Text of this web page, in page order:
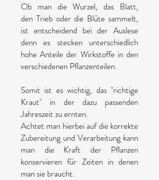
Ob man die Wurzel, das Blatt,
den Trieb oder die Blüte sammelt,
ist entscheidend bei der Auslese
denn es stecken unterschiedlich
hohe Anteile der Wirkstoffe in den
verschiedenen Pflanzenteilen.
Somit ist es wichtig, das "richtige
Kraut" in der dazu passenden
Jahreszeit zu ernten.
Achtet man hierbei auf die korrekte
Zubereitung und Verarbeitung kann
man die Kraft der Pflanzen
konservieren für Zeiten in denen
man sie braucht.